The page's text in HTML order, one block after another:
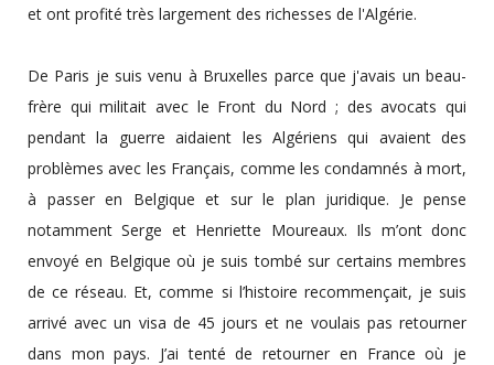
et ont profité très largement des richesses de l'Algérie.
De Paris je suis venu à Bruxelles parce que j'avais un beau-
frère qui militait avec le Front du Nord ; des avocats qui
pendant la guerre aidaient les Algériens qui avaient des
problèmes avec les Français, comme les condamnés à mort,
à passer en Belgique et sur le plan juridique. Je pense
notamment Serge et Henriette Moureaux. Ils m’ont donc
envoyé en Belgique où je suis tombé sur certains membres
de ce réseau. Et, comme si l’histoire recommençait, je suis
arrivé avec un visa de 45 jours et ne voulais pas retourner
dans mon pays. J’ai tenté de retourner en France où je